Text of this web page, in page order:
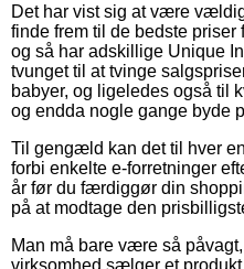
Det har vist sig at være
finde frem til de bedste
og så har adskillige Unique
tvunget til at tvinge
babyer, og ligeledes også til
og endda nogle gange byde
Til gengæld kan det til hver
forbi enkelte e-forretninger
år før du færdiggør din
på at modtage den
Man må bare være så
virksomhed sælger et